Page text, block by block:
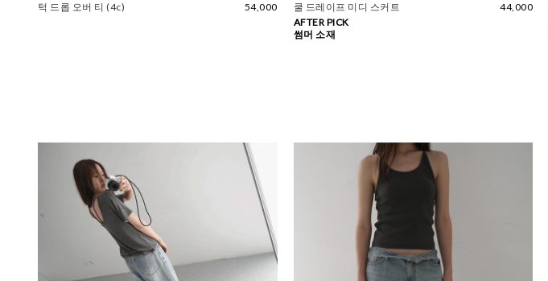
턱 드롭 오버 티 (4c) 54,000 쿨 드레이프 미디 스커트
44,000
AFTER PICK
썸머 소재